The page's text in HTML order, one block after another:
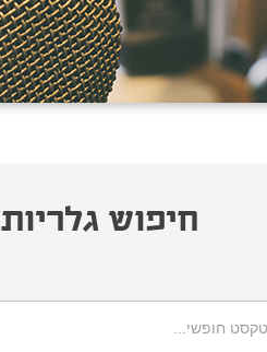
חיפוש גלריות